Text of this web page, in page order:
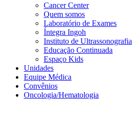
Cancer Center
Quem somos
Laboratório de Exames
Íntegra Ingoh
Instituto de Ultrassonografia
Educação Continuada
Espaço Kids
Unidades
Equipe Médica
Convênios
Oncologia/Hematologia